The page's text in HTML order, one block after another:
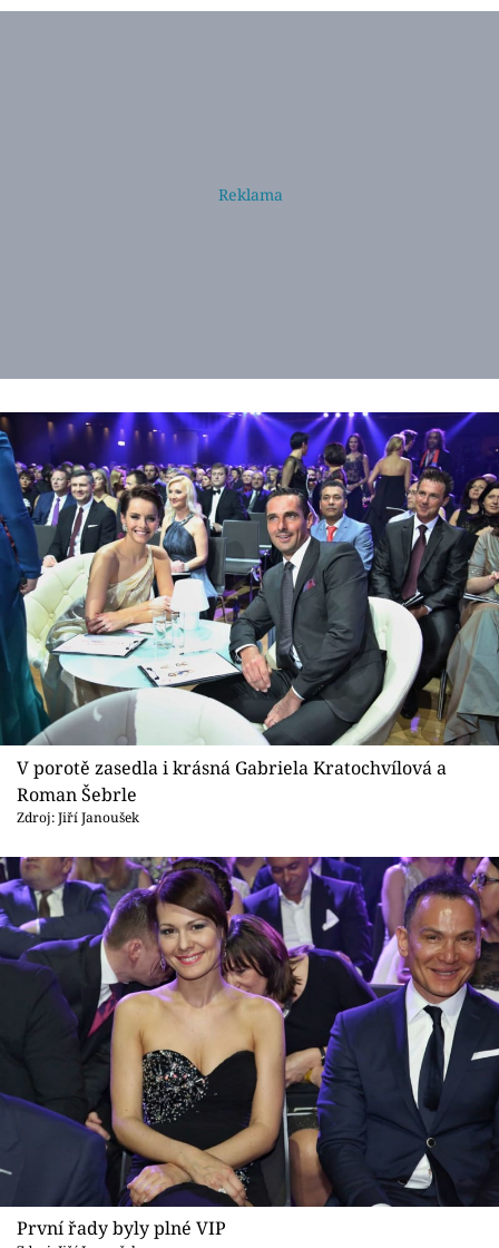
V porotě zasedla i krásná Gabriela Kratochvílová a
Roman Šebrle
Zdroj: Jiří Janoušek
První řady byly plné VIP